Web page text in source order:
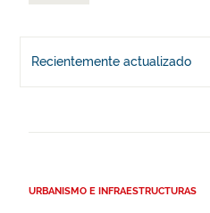
Recientemente actualizado
URBANISMO E INFRAESTRUCTURAS